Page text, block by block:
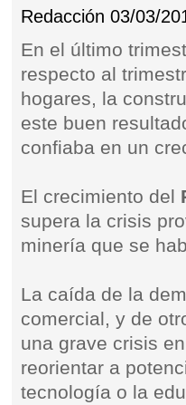
Redacción 03/03/
En el último
respecto al
hogares, la
este buen
confiaba en un
El crecimiento del
supera la crisis
minería que se
La caída de la
comercial, y de
una grave crisis
reorientar a
tecnología o la